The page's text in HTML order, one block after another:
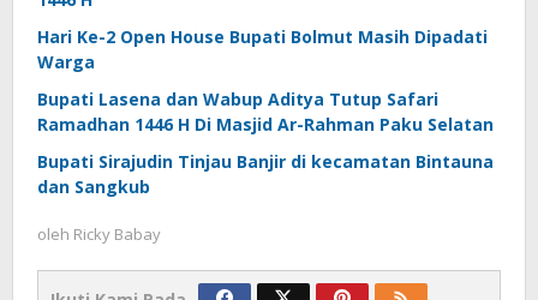
Hari Ke-2 Open House Bupati Bolmut Masih Dipadati
Warga
Bupati Lasena dan Wabup Aditya Tutup Safari
Ramadhan 1446 H Di Masjid Ar-Rahman Paku Selatan
Bupati Sirajudin Tinjau Banjir di kecamatan Bintauna
dan Sangkub
oleh Ricky Babay